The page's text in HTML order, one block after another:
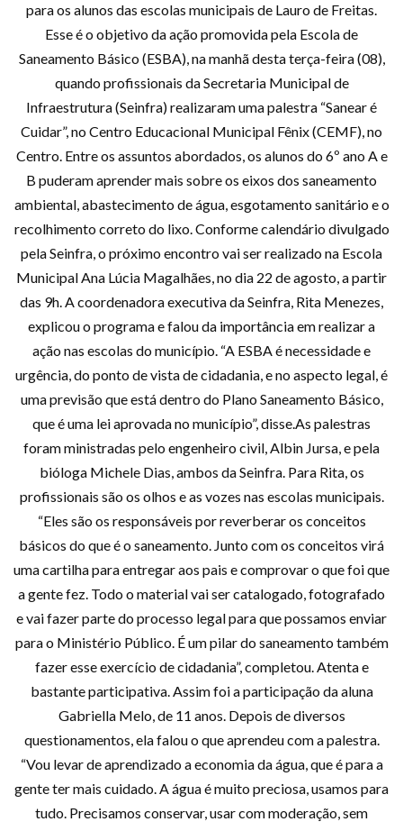
para os alunos das escolas municipais de Lauro de Freitas.
Esse é o objetivo da ação promovida pela Escola de
Saneamento Básico (ESBA), na manhã desta terça-feira (08),
quando profissionais da Secretaria Municipal de
Infraestrutura (Seinfra) realizaram uma palestra “Sanear é
Cuidar”, no Centro Educacional Municipal Fênix (CEMF), no
Centro. Entre os assuntos abordados, os alunos do 6º ano A e
B puderam aprender mais sobre os eixos dos saneamento
ambiental, abastecimento de água, esgotamento sanitário e o
recolhimento correto do lixo. Conforme calendário divulgado
pela Seinfra, o próximo encontro vai ser realizado na Escola
Municipal Ana Lúcia Magalhães, no dia 22 de agosto, a partir
das 9h. A coordenadora executiva da Seinfra, Rita Menezes,
explicou o programa e falou da importância em realizar a
ação nas escolas do município. “A ESBA é necessidade e
urgência, do ponto de vista de cidadania, e no aspecto legal, é
uma previsão que está dentro do Plano Saneamento Básico,
que é uma lei aprovada no município”, disse.As palestras
foram ministradas pelo engenheiro civil, Albin Jursa, e pela
bióloga Michele Dias, ambos da Seinfra. Para Rita, os
profissionais são os olhos e as vozes nas escolas municipais.
“Eles são os responsáveis por reverberar os conceitos
básicos do que é o saneamento. Junto com os conceitos virá
uma cartilha para entregar aos pais e comprovar o que foi que
a gente fez. Todo o material vai ser catalogado, fotografado
e vai fazer parte do processo legal para que possamos enviar
para o Ministério Público. É um pilar do saneamento também
fazer esse exercício de cidadania”, completou. Atenta e
bastante participativa. Assim foi a participação da aluna
Gabriella Melo, de 11 anos. Depois de diversos
questionamentos, ela falou o que aprendeu com a palestra.
“Vou levar de aprendizado a economia da água, que é para a
gente ter mais cuidado. A água é muito preciosa, usamos para
tudo. Precisamos conservar, usar com moderação, sem